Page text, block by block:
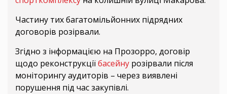
Частину тих багатомільйонних підрядних
договорів розірвали.
Згідно з інформацією на Прозорро, договір
щодо реконструкціїбасейну розірвали після
моніторингу аудиторів – через виявлені
порушення під час закупівлі.